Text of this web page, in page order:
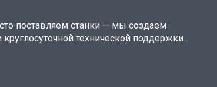
поставляем станки — мы создаем
технической поддержки.